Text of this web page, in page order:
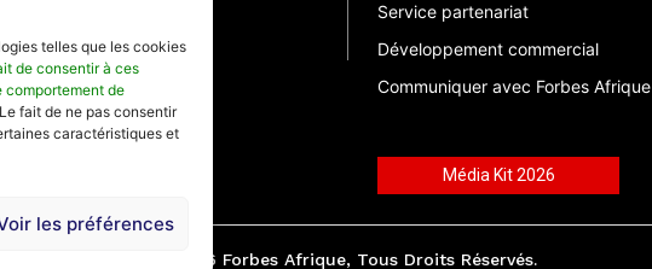
telles que les cookies
de consentir à ces
comportement de
fait de ne pas consentir
caractéristiques et
les préférences
Annuelle
Service partenariat
Développement commercial
Communiquer avec Forbes Afrique
Média Kit 2026
©2026 Forbes Afrique, Tous Droits Réservés.